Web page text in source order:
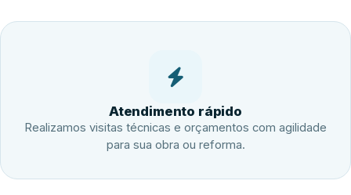
Atendimento rápido
Realizamos visitas técnicas e orçamentos com agilidade
para sua obra ou reforma.